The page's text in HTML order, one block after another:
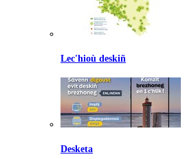
Lec'hioù deskiñ
Desketa